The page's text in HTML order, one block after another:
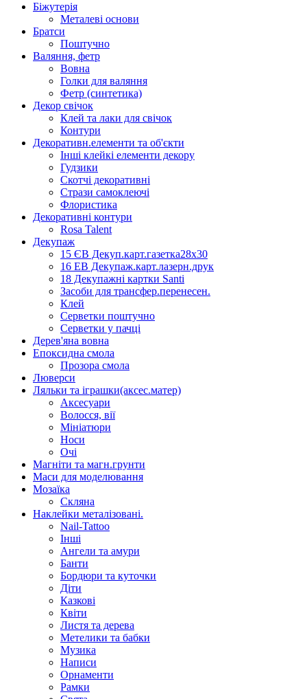
Біжутерія
Металеві основи
Братси
Поштучно
Валяння, фетр
Вовна
Голки для валяння
Фетр (синтетика)
Декор свічок
Клей та лаки для свічок
Контури
Декоративн.елементи та об'єкти
Інші клейкі елементи декору
Гудзики
Скотчі декоративні
Стрази самоклеючі
Флористика
Декоративні контури
Rosa Talent
Декупаж
15 ЄВ Декуп.карт.газетка28х30
16 ЕВ Декупаж.карт.лазерн.друк
18 Декупажні картки Santi
Засоби для трансфер.перенесен.
Клей
Серветки поштучно
Серветки у пачці
Дерев'яна вовна
Епоксидна смола
Прозора смола
Люверси
Ляльки та іграшки(аксес.матер)
Аксесуари
Волосся, вії
Мініатюри
Носи
Очі
Магніти та магн.грунти
Маси для моделювання
Мозаїка
Скляна
Наклейки металізовані.
Nail-Tattoo
Інші
Ангели та амури
Банти
Бордюри та куточки
Діти
Казкові
Квіти
Листя та дерева
Метелики та бабки
Музика
Написи
Орнаменти
Рамки